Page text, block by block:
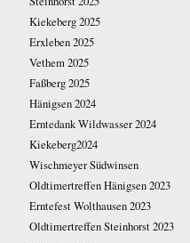
Kiekeberg 2025
Erxleben 2025
Vethem 2025
Faßberg 2025
Hänigsen 2024
Erntedank Wildwasser 2024
Kiekeberg2024
Wischmeyer Südwinsen
Oldtimertreffen Hänigsen 2023
Erntefest Wolthausen 2023
Oldtimertreffen Steinhorst 2023